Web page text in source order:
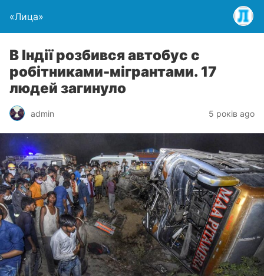
«Лица»
В Індії розбився автобус с
робітниками-мігрантами. 17
людей загинуло
admin 5 років ago